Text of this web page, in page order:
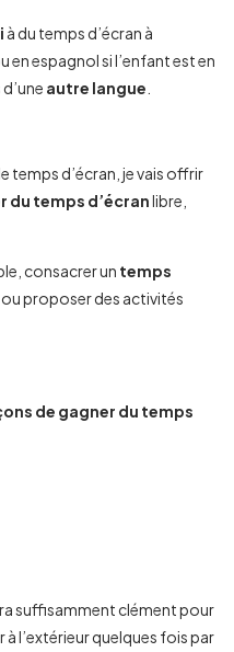
à du temps d’écran à
en espagnol si l’enfant est en
autre langue
temps d’écran, je vais offrir
du temps d’écranlibre,
consacrer un temps
proposer des activités
de gagner du temps
suffisamment clément pour
l’extérieur quelques fois par